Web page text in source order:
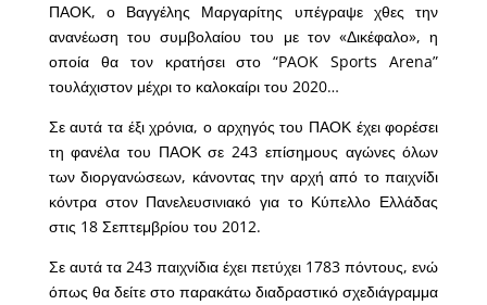
ΠΑΟΚ, ο Βαγγέλης Μαργαρίτης υπέγραψε χθες την
ανανέωση του συμβολαίου του με τον «Δικέφαλο», η
οποία θα τον κρατήσει στο “PAOK Sports Arena”
τουλάχιστον μέχρι το καλοκαίρι του 2020…
Σε αυτά τα έξι χρόνια, ο αρχηγός του ΠΑΟΚ έχει φορέσει
τη φανέλα του ΠΑΟΚ σε 243 επίσημους αγώνες όλων
των διοργανώσεων, κάνοντας την αρχή από το παιχνίδι
κόντρα στον Πανελευσινιακό για το Κύπελλο Ελλάδας
στις 18 Σεπτεμβρίου του 2012.
Σε αυτά τα 243 παιχνίδια έχει πετύχει 1783 πόντους, ενώ
όπως θα δείτε στο παρακάτω διαδραστικό σχεδιάγραμμα